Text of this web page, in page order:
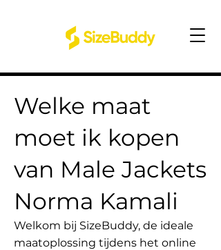
Welke maat
moet ik kopen
van Male Jackets
Norma Kamali
Welkom bij SizeBuddy, de ideale
maatoplossing tijdens het online